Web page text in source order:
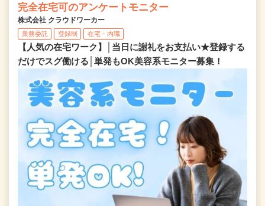
完全在宅可のアンケートモニター
株式会社 クラウドワーカー
業務委託 登録制 在宅・内職
【人気の在宅ワーク】│当日に謝礼をお支払い★登録する
だけでスグ働ける│単発もOK美容系モニター募集！